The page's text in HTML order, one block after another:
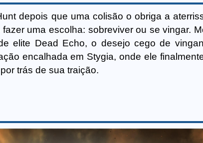
depois que uma colisão o obriga a
uma escolha: sobreviver ou se vingar.
elite Dead Echo, o desejo cego de
encalhada em Stygia, onde ele
trás de sua traição.